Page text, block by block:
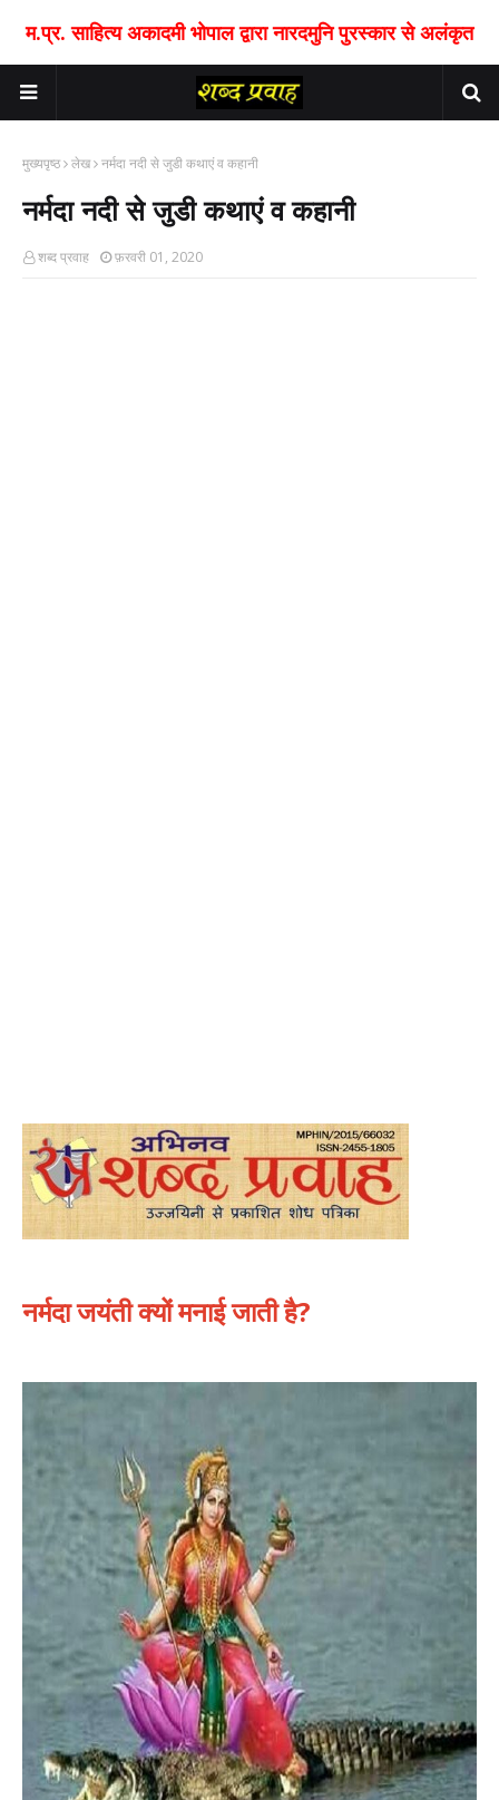
म.प्र. साहित्य अकादमी भोपाल द्वारा नारदमुनि पुरस्कार से अलंकृत
मुख्यपृष्ठ लेख नर्मदा नदी से जुडी कथाएं व कहानी
नर्मदा नदी से जुडी कथाएं व कहानी
शब्द प्रवाह फ़रवरी 01, 2020
नर्मदा जयंती क्यों मनाई जाती है?